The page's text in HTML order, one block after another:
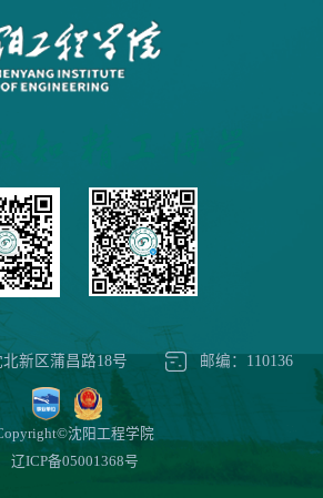
新区蒲昌路18号 邮编：110136
沈阳工程学院
辽ICP备05001368号